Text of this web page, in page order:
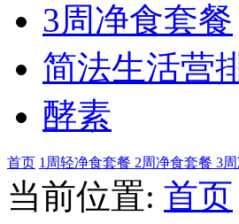
3周净食套餐
简法生活营
酵素
首页 1周轻净食套餐 2周净食套餐 3
当前位置: 首页